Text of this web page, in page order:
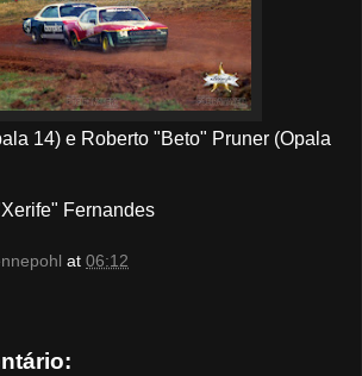
14) e Roberto "Beto" Pruner (Opala
Fernandes
at 06:12